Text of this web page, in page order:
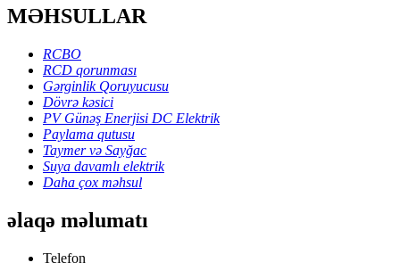
MƏHSULLAR
RCBO
RCD qorunması
Gərginlik Qoruyucusu
Dövrə kəsici
PV Günəş Enerjisi DC Elektrik
Paylama qutusu
Taymer və Sayğac
Suya davamlı elektrik
Daha çox məhsul
əlaqə məlumatı
Telefon